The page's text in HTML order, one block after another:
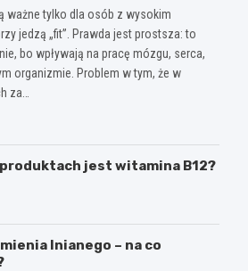
ważne tylko dla osób z wysokim
jedzą „fit”. Prawda jest prostsza: to
bo wpływają na pracę mózgu, serca,
organizmie. Problem w tym, że w
za…
produktach jest witamina B12?
lnianego – na co